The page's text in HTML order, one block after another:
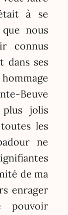
à se
nous
connus
dans ses
Beuve
jolis
les
ne
de ma
enrager
pouvoir